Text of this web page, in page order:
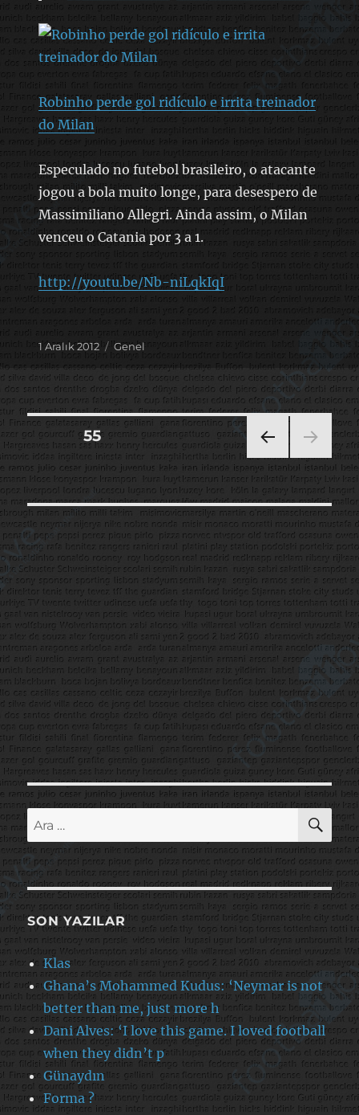
Robinho perde gol ridículo e irrita treinador
do Milan
Especulado no futebol brasileiro, o atacante
jogou a bola muito longe, para desespero de
Massimiliano Allegri. Ainda assim, o Milan
venceu o Catania por 3 a 1.
http://youtu.be/Nb-niLqkIqI
Yayın
tarihi
1 Aralık 2012 Kategoriler
Genel
Yazı
sayfalaması
ÖNC
EKI
SAYF
A
SAYFA55
Ara:
SON YAZILAR
Klas
Ghana’s Mohammed Kudus: ‘Neymar is not
better than me, just more h
Dani Alves: ‘I love this game. I loved football
when they didn’t p
Günaydın
Forma ?